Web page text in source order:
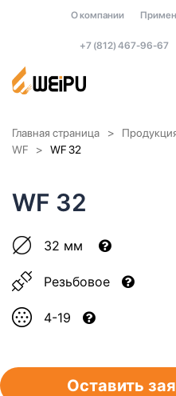
О компании
+7 (812) 467-96-67
Главная страница
WF
WF 32
WF 32
32 мм
Резьбовое
4-19
Оставить